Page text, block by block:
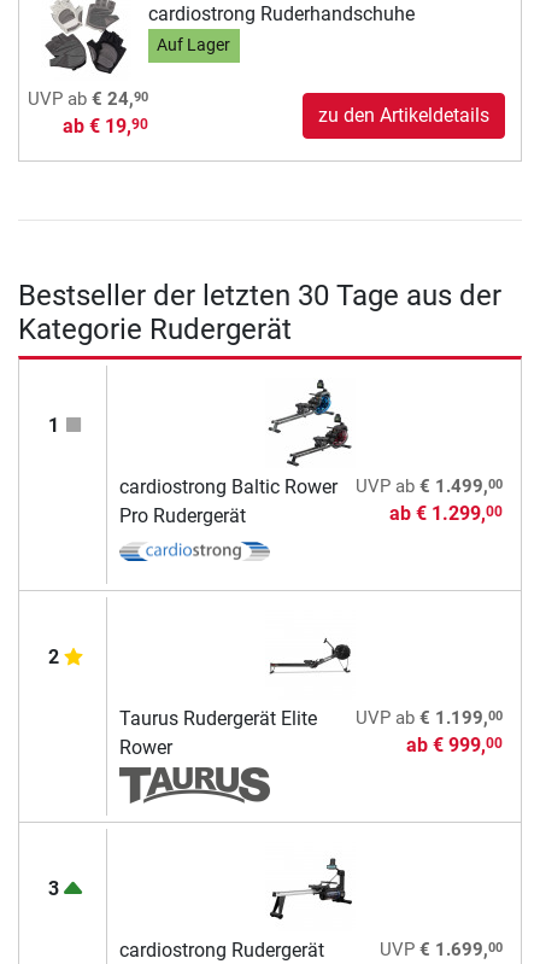
cardiostrong Ruderhandschuhe
Auf Lager
UVPab € 24,90
ab € 19,90 zu den Artikeldetails
Bestseller der letzten 30 Tage aus der
Kategorie Rudergerät
1
cardiostrong Baltic Rower
Pro Rudergerät
UVPab € 1.499,00
ab € 1.299,00
2
Taurus Rudergerät Elite
Rower
UVPab € 1.199,00
ab € 999,00
3
cardiostrong Rudergerät
UVP € 1.699,00